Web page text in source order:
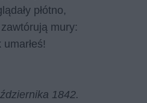
płótno,
mury:
1842.